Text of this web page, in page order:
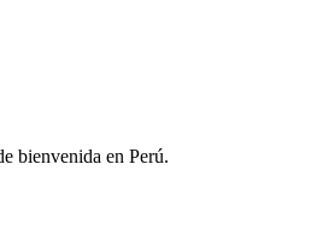
bienvenida en Perú.